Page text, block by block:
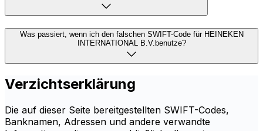
Was passiert, wenn ich den falschen SWIFT-Code für HEINEKEN
INTERNATIONAL B.V.benutze?
Verzichtserklärung
Die auf dieser Seite bereitgestellten SWIFT-Codes,
Banknamen, Adressen und andere verwandte